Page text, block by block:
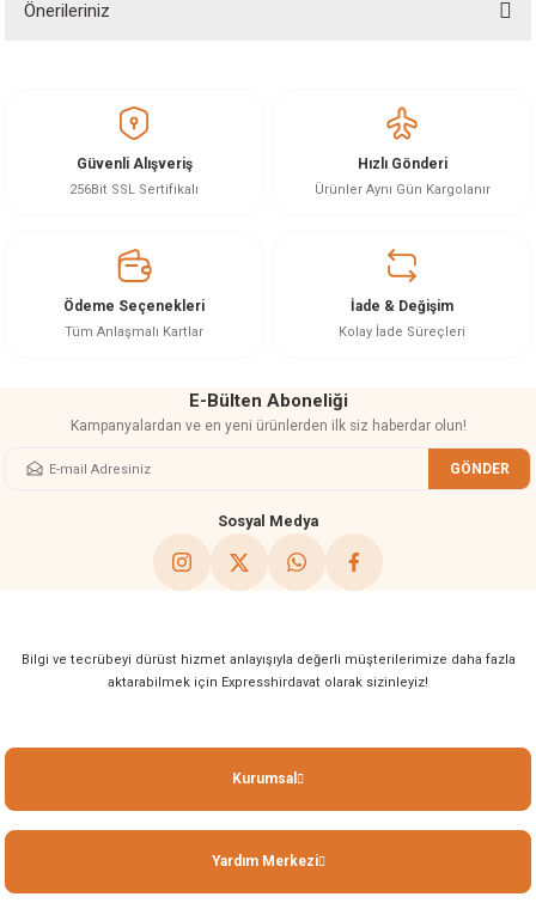
Önerileriniz
Görüş ve önerileriniz için teşekkür ederiz.
Ürün resmi kalitesiz, bozuk veya görüntülenemiyor.
Ürün bilgilerinde hatalar bulunuyor.
Bu ürüne benzer farklı alternatifler olmalı.
Güvenli Alışveriş
256Bit SSL Sertifikalı
Hızlı Gönderi
Ürünler Aynı Gün Kargolanır
Ödeme Seçenekleri
Tüm Anlaşmalı Kartlar
İade & Değişim
Kolay İade Süreçleri
E-Bülten Aboneliği
Kampanyalardan ve en yeni ürünlerden ilk siz haberdar olun!
GÖNDER
Sosyal Medya
Bilgi ve tecrübeyi dürüst hizmet anlayışıyla değerli müşterilerimize daha fazla
aktarabilmek için Expresshirdavat olarak sizinleyiz!
Kurumsal
Yardım Merkezi